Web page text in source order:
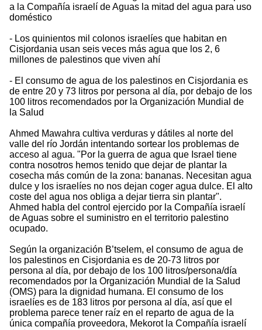
a la Compañía israelí de Aguas la mitad del agua para uso
doméstico
- Los quinientos mil colonos israelíes que habitan en
Cisjordania usan seis veces más agua que los 2, 6
millones de palestinos que viven ahí
- El consumo de agua de los palestinos en Cisjordania es
de entre 20 y 73 litros por persona al día, por debajo de los
100 litros recomendados por la Organización Mundial de
la Salud
Ahmed Mawahra cultiva verduras y dátiles al norte del
valle del río Jordán intentando sortear los problemas de
acceso al agua. "Por la guerra de agua que Israel tiene
contra nosotros hemos tenido que dejar de plantar la
cosecha más común de la zona: bananas. Necesitan agua
dulce y los israelíes no nos dejan coger agua dulce. El alto
coste del agua nos obliga a dejar tierra sin plantar".
Ahmed habla del control ejercido por la Compañía israelí
de Aguas sobre el suministro en el territorio palestino
ocupado.
Según la organización B’tselem, el consumo de agua de
los palestinos en Cisjordania es de 20-73 litros por
persona al día, por debajo de los 100 litros/persona/día
recomendados por la Organización Mundial de la Salud
(OMS) para la dignidad humana. El consumo de los
israelíes es de 183 litros por persona al día, así que el
problema parece tener raíz en el reparto de agua de la
única compañía proveedora, Mekorot la Compañía israelí